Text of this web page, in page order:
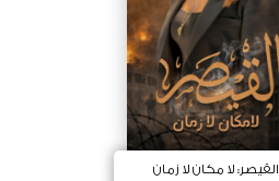
القيصر: لا مكان لا زمان